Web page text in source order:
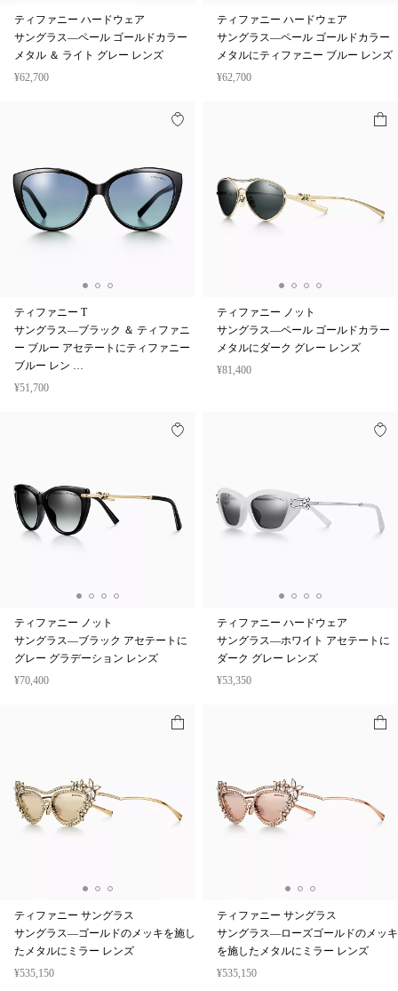
ティファニー ハードウェア
サングラス—ペール ゴールドカラー
メタル ＆ ライト グレー レンズ
¥62,700
ティファニー ハードウェア
サングラス—ペール ゴールドカラー
メタルにティファニー ブルー レンズ
¥62,700
ティファニー T
サングラス—ブラック ＆ ティファニ
ー ブルー アセテートにティファニー
ブルー レン …
¥51,700
ティファニー ノット
サングラス—ペール ゴールドカラー
メタルにダーク グレー レンズ
¥81,400
ティファニー ノット
サングラス—ブラック アセテートに
グレー グラデーション レンズ
¥70,400
ティファニー ハードウェア
サングラス—ホワイト アセテートに
ダーク グレー レンズ
¥53,350
ティファニー サングラス
サングラス—ゴールドのメッキを施し
たメタルにミラー レンズ
¥535,150
ティファニー サングラス
サングラス—ローズゴールドのメッキ
を施したメタルにミラー レンズ
¥535,150